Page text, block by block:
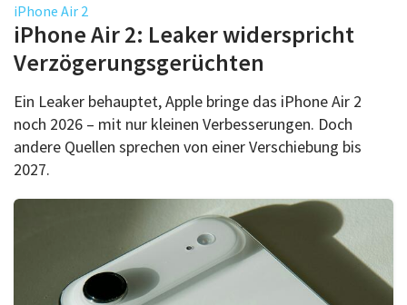
iPhone Air 2
iPhone Air 2: Leaker widerspricht
Verzögerungsgerüchten
Ein Leaker behauptet, Apple bringe das iPhone Air 2
noch 2026 – mit nur kleinen Verbesserungen. Doch
andere Quellen sprechen von einer Verschiebung bis
2027.